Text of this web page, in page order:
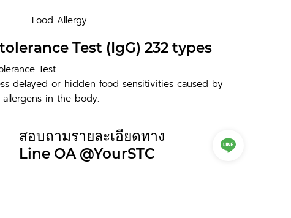
Food Allergy
Test (IgG) 232 types
Test
delayed or hidden food sensitivities caused by
allergens in the body.
สอบถามรายละเอียดทาง
Line OA @YourSTC